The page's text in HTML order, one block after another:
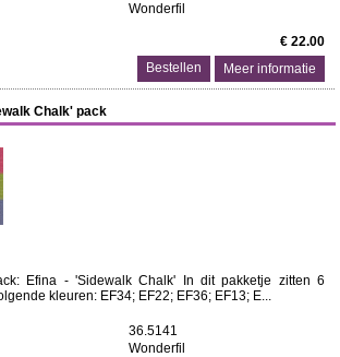
Wonderfil
€ 22.00
Meer informatie
Chalk' pack
Efina - 'Sidewalk Chalk' In dit pakketje zitten 6
kleuren: EF34; EF22; EF36; EF13; E...
36.5141
Wonderfil